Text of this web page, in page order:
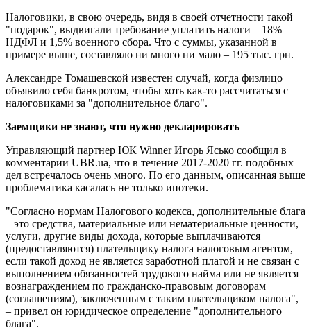
Налоговики, в свою очередь, видя в своей отчетности такой
"подарок", выдвигали требование уплатить налоги – 18%
НДФЛ и 1,5% военного сбора. Что с суммы, указанной в
примере выше, составляло ни много ни мало – 195 тыс. грн.
Александре Томашевской известен случай, когда физлицо
объявило себя банкротом, чтобы хоть как-то рассчитаться с
налоговиками за "дополнительное благо".
Заемщики не знают, что нужно декларировать
Управляющий партнер ЮК Winner Игорь Ясько сообщил в
комментарии UBR.ua, что в течение 2017-2020 гг. подобных
дел встречалось очень много. По его данным, описанная выше
проблематика касалась не только ипотеки.
"Согласно нормам Налогового кодекса, дополнительные блага
– это средства, материальные или нематериальные ценности,
услуги, другие виды дохода, которые выплачиваются
(предоставляются) плательщику налога налоговым агентом,
если такой доход не является заработной платой и не связан с
выполнением обязанностей трудового найма или не является
вознаграждением по гражданско-правовым договорам
(соглашениям), заключенным с таким плательщиком налога",
– привел он юридическое определение "дополнительного
блага".